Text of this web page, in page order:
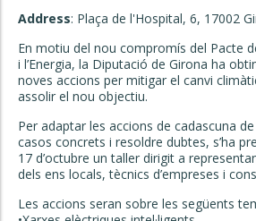
Address: Plaça de l'Hospital, 6, 17002
En motiu del nou compromís del Pacte
i l’Energia, la Diputació de Girona ha
noves accions per mitigar el canvi
assolir el nou objectiu.
Per adaptar les accions de cadascuna
casos concrets i resoldre dubtes, s’ha
17 d’octubre un taller dirigit a
dels ens locals, tècnics d’empreses i
Les accions seran sobre les següents